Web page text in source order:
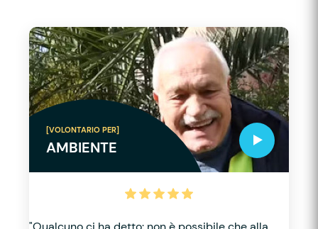
[VOLONTARIO PER]
AMBIENTE